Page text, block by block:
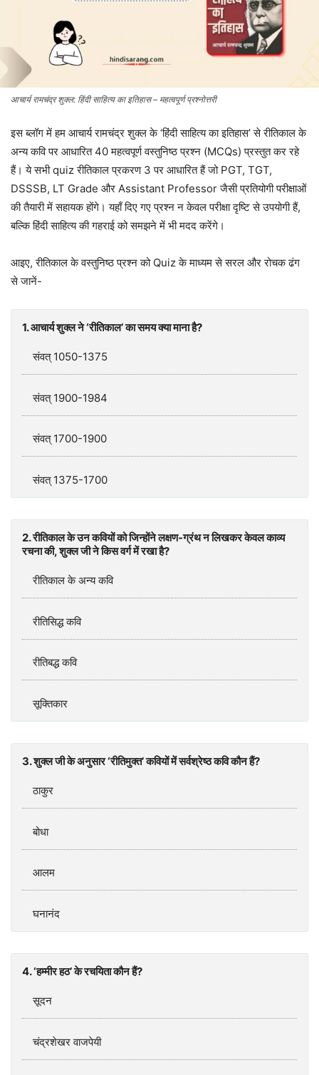
आचार्य रामचंद्र शुक्ल: हिंदी साहित्य का इतिहास – महत्वपूर्ण प्रश्नोत्तरी
इस ब्लॉग में हम आचार्य रामचंद्र शुक्ल के ‘हिंदी साहित्य का इतिहास’ से रीतिकाल के
अन्य कवि पर आधारित 40 महत्वपूर्ण वस्तुनिष्ठ प्रश्न (MCQs) प्रस्तुत कर रहे
हैं। ये सभी quiz रीतिकाल प्रकरण 3 पर आधारित हैं जो PGT, TGT,
DSSSB, LT Grade और Assistant Professor जैसी प्रतियोगी परीक्षाओं
की तैयारी में सहायक होंगे। यहाँ दिए गए प्रश्न न केवल परीक्षा दृष्टि से उपयोगी हैं,
बल्कि हिंदी साहित्य की गहराई को समझने में भी मदद करेंगे।
आइए, रीतिकाल के वस्तुनिष्ठ प्रश्न को Quiz के माध्यम से सरल और रोचक ढंग
से जानें-
1. आचार्य शुक्ल ने ‘रीतिकाल’ का समय क्या माना है?
संवत् 1050-1375
संवत् 1900-1984
संवत् 1700-1900
संवत् 1375-1700
2. रीतिकाल के उन कवियों को जिन्होंने लक्षण-ग्रंथ न लिखकर केवल काव्य
रचना की, शुक्ल जी ने किस वर्ग में रखा है?
रीतिकाल के अन्य कवि
रीतिसिद्ध कवि
रीतिबद्ध कवि
सूक्तिकार
3. शुक्ल जी के अनुसार ‘रीतिमुक्त’ कवियों में सर्वश्रेष्ठ कवि कौन हैं?
ठाकुर
बोधा
आलम
घनानंद
4. ‘हम्मीर हठ’ के रचयिता कौन हैं?
सूदन
चंद्रशेखर वाजपेयी